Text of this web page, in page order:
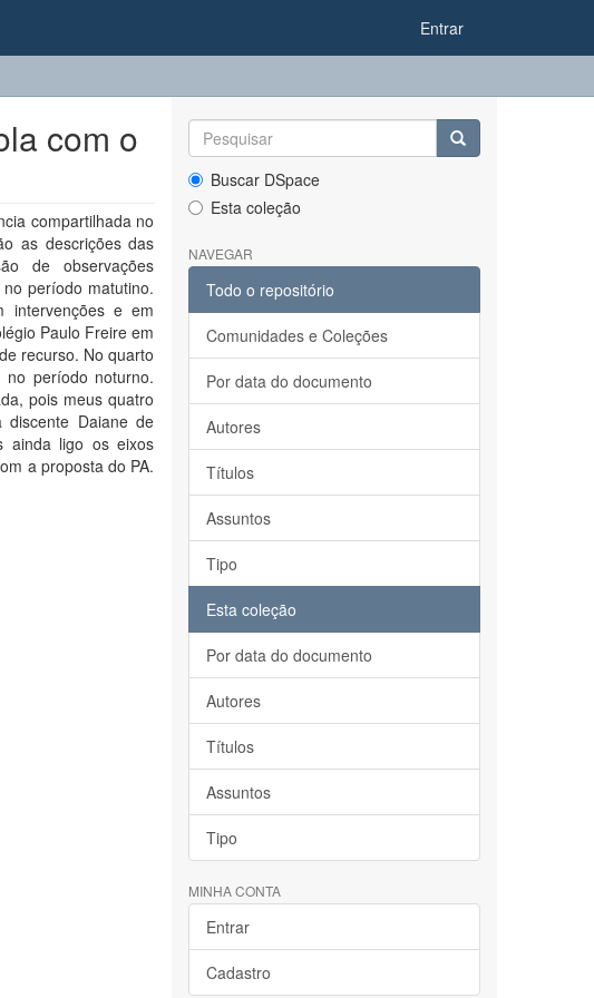
Entrar
com o
compartilhada no
as descrições das
de observações
período matutino.
intervenções e em
Paulo Freire em
recurso. No quarto
período noturno.
pois meus quatro
discente Daiane de
ainda ligo os eixos
a proposta do PA.
Buscar DSpace
Esta coleção
NAVEGAR
Todo o repositório
Comunidades e Coleções
Por data do documento
Autores
Títulos
Assuntos
Tipo
Esta coleção
Por data do documento
Autores
Títulos
Assuntos
Tipo
MINHA CONTA
Entrar
Cadastro